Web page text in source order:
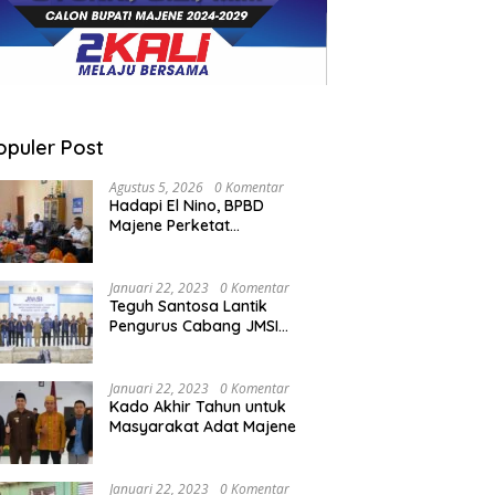
Post
Agustus 5, 2026 0 Komentar
Hadapi El Nino, BPBD
Majene Perketat
Januari 22, 2023 0 Komentar
Teguh Santosa Lantik
Pengurus Cabang JMSI
Januari 22, 2023 0 Komentar
Kado Akhir Tahun untuk
Masyarakat Adat Majene
Januari 22, 2023 0 Komentar